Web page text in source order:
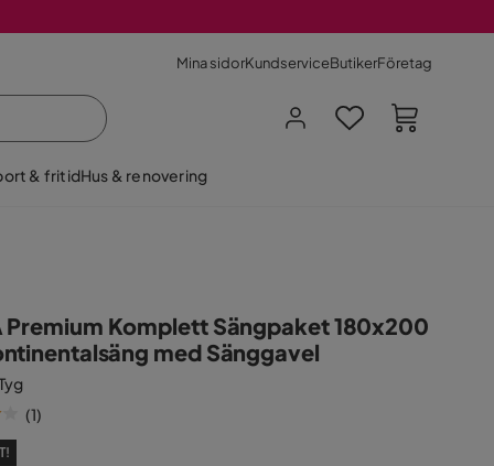
Mina sidorKundserviceButikerFöretag
& fritidHus & renovering
Premium Komplett Sängpaket 180x200
med Sänggavel
(1)